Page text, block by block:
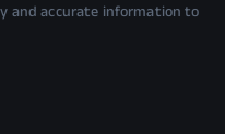
and accurate information to